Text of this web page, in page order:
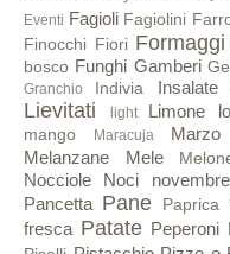
Eventi Fagioli Fagiolini
Finocchi Fiori Formaggi
bosco Funghi Gamberi
Granchio Indivia Insalate
Lievitati light Limone
mango Maracuja Marzo
Melanzane Mele
Nocciole Noci novembre
Pancetta Pane Paprica
fresca Patate Peperoni